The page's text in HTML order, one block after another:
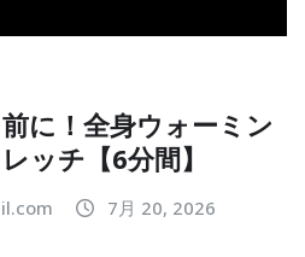
に！全身ウォーミン
ッチ【6分間】
7月 20, 2026